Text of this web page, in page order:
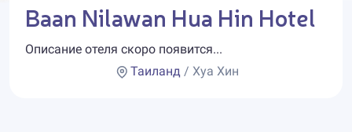
Baan Nilawan Hua Hin Hotel
Описание отеля скоро появится...
Таиланд/ Хуа Хин